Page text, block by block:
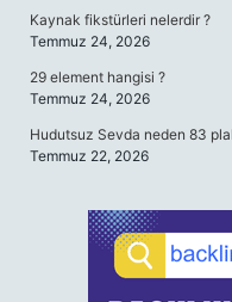
Kaynak fikstürleri nelerdir ?
Temmuz 24, 2026
29 element hangisi ?
Temmuz 24, 2026
Hudutsuz Sevda neden 83
Temmuz 22, 2026